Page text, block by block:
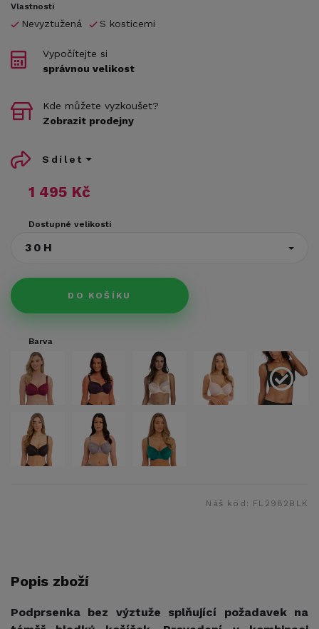
Vlastnosti
Nevyztužená S kosticemi
1 495 Kč
Dostupné velikosti
30H
DO KOŠÍKU
Vypočítejte si
správnou velikost
Kde můžete vyzkoušet?
Zobrazit prodejny
Sdílet
Barva
Náš kód: FL2982BLK
Popis zboží
Podprsenka bez výztuže splňující požadavek na